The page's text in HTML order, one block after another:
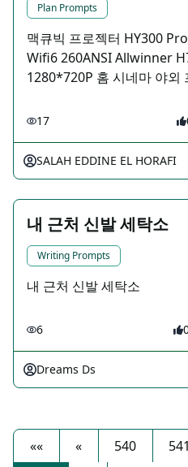
Plan Prompts
맥큐빅 프로젝터 HY300
Wifi6 260ANSI Allwinner
1280*720P 홈 시네마 야외
17
SALAH EDDINE EL HORAFI
내 근처 신발 세탁소
Writing Prompts
내 근처 신발 세탁소
6
Dreams Ds
«« « 540 541